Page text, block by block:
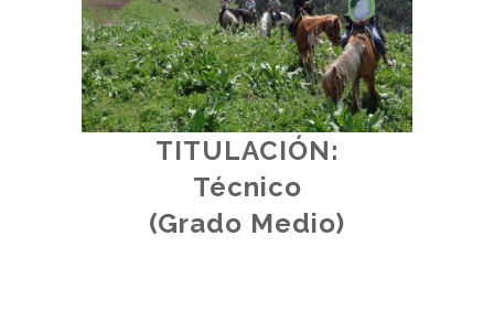
TITULACIÓN:
Técnico
(Grado Medio)